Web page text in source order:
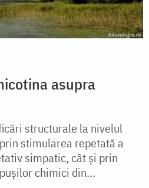
asupra
structurale la nivelul
stimularea repetată a
simpatic, cât şi prin
chimici din...